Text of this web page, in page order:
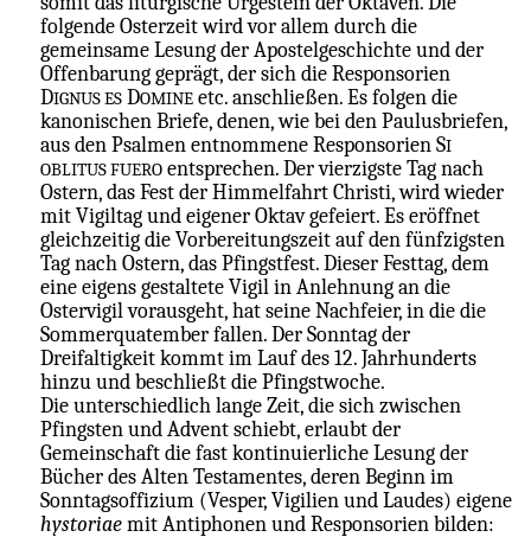
folgende Osterzeit wird vor allem durch die
gemeinsame Lesung der Apostelgeschichte und der
Offenbarung geprägt, der sich die Responsorien
DIGNUS ESDOMINEetc. anschließen. Es folgen die
kanonischen Briefe, denen, wie bei den Paulusbriefen,
aus den Psalmen entnommene Responsorien SI
OBLITUS FUEROentsprechen. Der vierzigste Tag nach
Ostern, das Fest der Himmelfahrt Christi, wird wieder
mit Vigiltag und eigener Oktav gefeiert. Es eröffnet
gleichzeitig die Vorbereitungszeit auf den fünfzigsten
Tag nach Ostern, das Pfingstfest. Dieser Festtag, dem
eine eigens gestaltete Vigil in Anlehnung an die
Ostervigil vorausgeht, hat seine Nachfeier, in die die
Sommerquatember fallen. Der Sonntag der
Dreifaltigkeit kommt im Lauf des 12. Jahrhunderts
hinzu und beschließt die Pfingstwoche.
Die unterschiedlich lange Zeit, die sich zwischen
Pfingsten und Advent schiebt, erlaubt der
Gemeinschaft die fast kontinuierliche Lesung der
Bücher des Alten Testamentes, deren Beginn im
Sonntagsoffizium (Vesper, Vigilien und Laudes) eigene
hystoriaemit Antiphonen und Responsorien bilden: